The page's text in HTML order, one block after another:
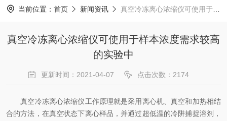
当前位置： 首页 新闻资讯 真空冷冻离心浓缩仪可使用于样本浓度需求较高的实验中
真空冷冻离心浓缩仪可使用于样本浓度需求较高
的实验中
更新时间：2021-04-07 点击次数：2174
真空冷冻离心浓缩仪工作原理就是采用离心机、真空和加热相结
合的方法，在真空状态下离心样品，并通过超低温的冷阱捕捉溶剂，